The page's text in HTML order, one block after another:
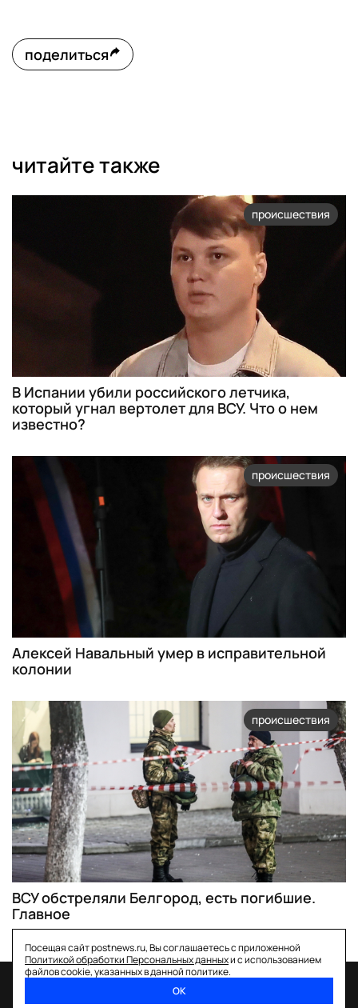
поделиться
читайте также
происшествия
В Испании убили российского летчика,
который угнал вертолет для ВСУ. Что о нем
известно?
происшествия
Алексей Навальный умер в исправительной
колонии
происшествия
ВСУ обстреляли Белгород, есть погибшие.
Главное
Посещая сайт postnews.ru, Вы соглашаетесь с приложенной
Политикой обработки Персональных данныхи с использованием
файлов cookie, указанных в данной политике.
ОК